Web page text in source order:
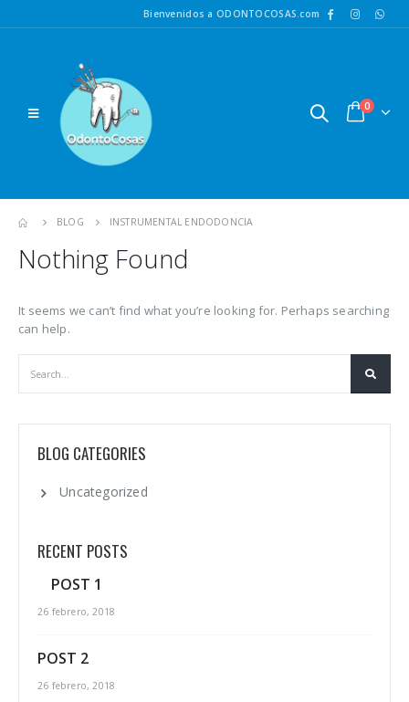
Bienvenidos a ODONTOCOSAS.com
0
BLOG INSTRUMENTAL ENDODONCIA
Nothing Found
It seems we can’t find what you’re looking for. Perhaps searching
can help.
BLOG CATEGORIES
Uncategorized
RECENT POSTS
POST 1
26 febrero, 2018
POST 2
26 febrero, 2018